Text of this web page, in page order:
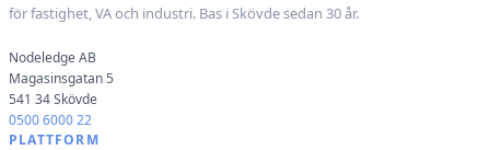
för fastighet, VA och industri. Bas i Skövde sedan 30 år.
Nodeledge AB
Magasinsgatan 5
541 34 Skövde
0500 6000 22
PLATTFORM